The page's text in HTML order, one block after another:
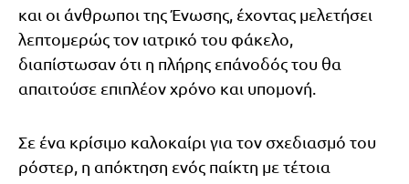
και οι άνθρωποι της Ένωσης, έχοντας μελετήσει
λεπτομερώς τον ιατρικό του φάκελο,
διαπίστωσαν ότι η πλήρης επάνοδός του θα
απαιτούσε επιπλέον χρόνο και υπομονή.
Σε ένα κρίσιμο καλοκαίρι για τον σχεδιασμό του
ρόστερ, η απόκτηση ενός παίκτη με τέτοια